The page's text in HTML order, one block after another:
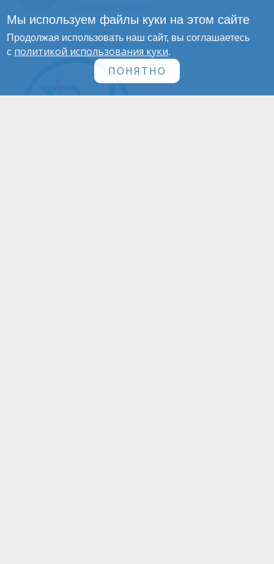
Инфографика
Политика обработки персональных данных
Мы используем файлы куки на этом сайте
Продолжая использовать наш сайт, вы соглашаетесь
с политикой использования куки.
ПОНЯТНО